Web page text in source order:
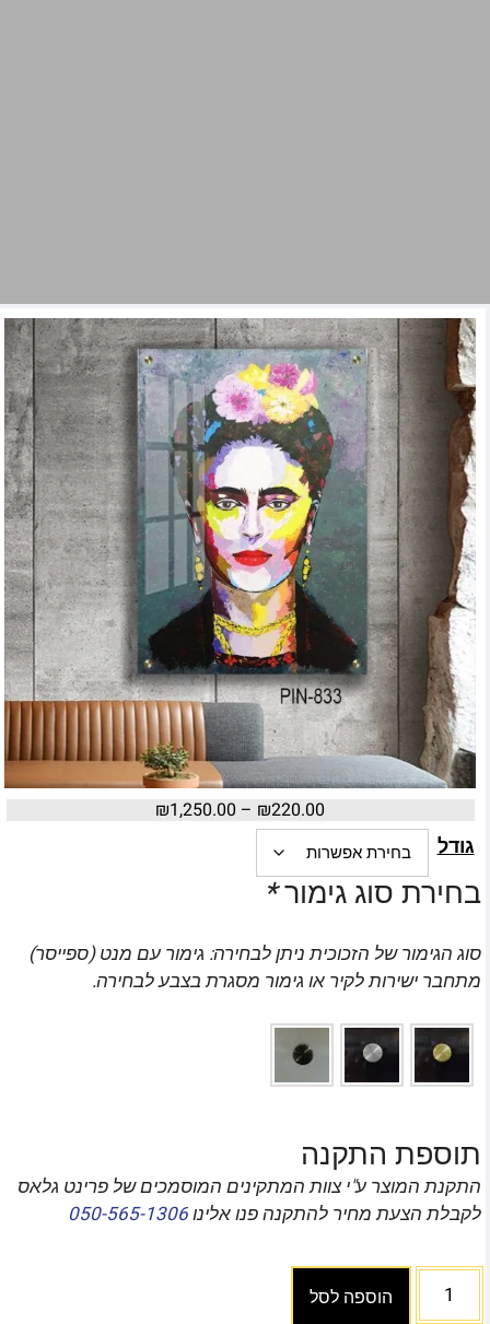
₪220.00
–
₪1,250.00
גודל
בחירת סוג גימור*
סוג הגימור של הזכוכית ניתן לבחירה: גימור עם מנט (ספייסר)
מתחבר ישירות לקיר או גימור מסגרת בצבע לבחירה.
תוספת התקנה
התקנת המוצר ע"י צוות המתקינים המוסמכים של פרינט גלאס
לקבלת הצעת מחיר להתקנה פנו אלינו050-565-1306
הוספה לסל